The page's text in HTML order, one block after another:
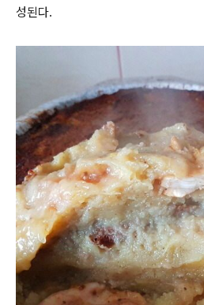
성된다.